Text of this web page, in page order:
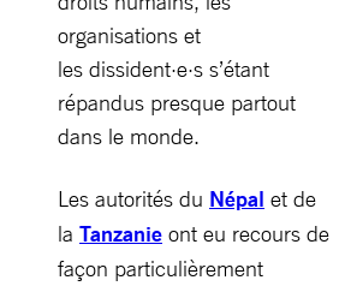
organisations et
les dissident·e·s s’étant
répandus presque partout
dans le monde.
Les autorités du Népal et de
la Tanzanie ont eu recours de
façon particulièrement